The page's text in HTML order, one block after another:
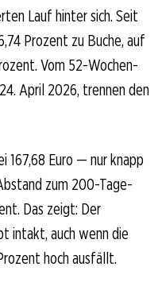
Lauf hinter sich. Seit
Prozent zu Buche, auf
Vom 52-Wochen-
April 2026, trennen den
167,68 Euro — nur knapp
zum 200-Tage-
Das zeigt: Der
auch wenn die
hoch ausfällt.